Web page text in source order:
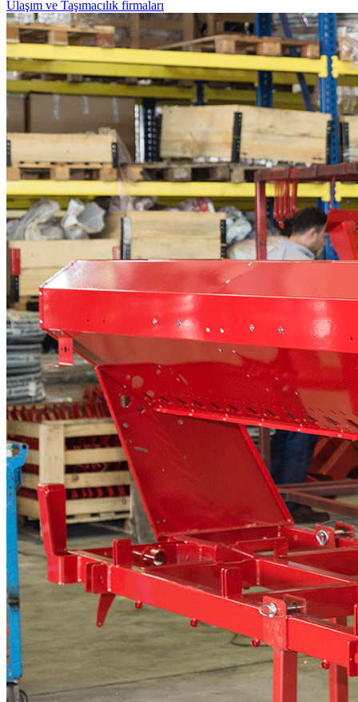
Ulaşım ve Taşımacılık firmaları